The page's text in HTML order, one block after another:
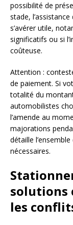
possibilité de
stade,
s’avérer utile,
significatifs ou si
coûteuse.
Attention :
de paiement. Si
totalité du
automobilistes
l’amende au
majorations
détaille
nécessaires.
solutions
les